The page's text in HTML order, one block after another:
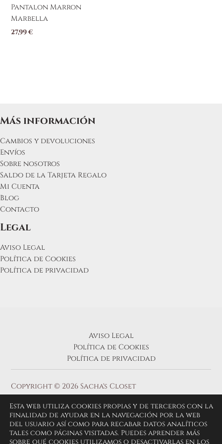
Pantalon Marron
Marbella
27,99€
producto
Más información
Cambios y devoluciones
Envíos
Sobre nosotros
Saldo de la Tarjeta Regalo
Mi Cuenta
Blog
Contacto
Legal
Aviso Legal
Política de Cookies
Política de privacidad
Aviso Legal
Política de Cookies
Política de privacidad
Copyright © 2026 Sacha's Closet
Esta web utiliza cookies propias y de terceros con la
finalidad de ayudar en la navegación por la web
del usuario así como para recabar datos analíticos
tales como páginas visitadas. Puedes aprender más
sobre qué cookies utilizamos o desactivarlas en los